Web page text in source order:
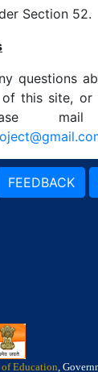
Section 52.
questions
this site, or
FEEDBACK
Education,